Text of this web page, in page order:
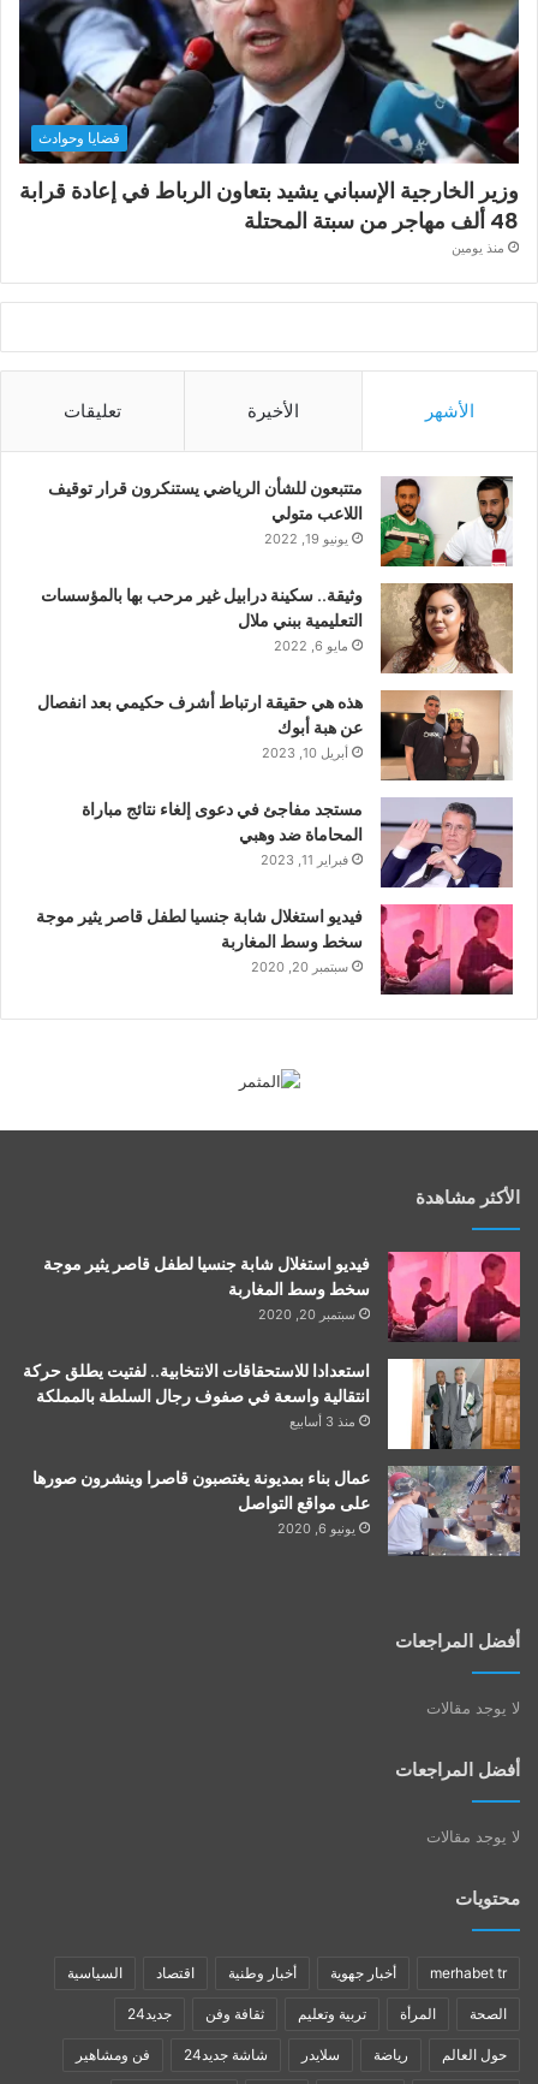
قضايا وحوادث
وزير الخارجية الإسباني يشيد بتعاون الرباط في إعادة قرابة
48 ألف مهاجر من سبتة المحتلة
منذ يومين
الأشهر الأخيرة تعليقات
متتبعون للشأن الرياضي يستنكرون قرار توقيف
اللاعب متولي
يونيو 19, 2022
وثيقة.. سكينة درابيل غير مرحب بها بالمؤسسات
التعليمية ببني ملال
مايو 6, 2022
هذه هي حقيقة ارتباط أشرف حكيمي بعد انفصال
عن هبة أبوك
أبريل 10, 2023
مستجد مفاجئ في دعوى إلغاء نتائج مباراة
المحاماة ضد وهبي
فبراير 11, 2023
فيديو استغلال شابة جنسيا لطفل قاصر يثير موجة
سخط وسط المغاربة
سبتمبر 20, 2020
الأكثر مشاهدة
فيديو استغلال شابة جنسيا لطفل قاصر يثير موجة
سخط وسط المغاربة
سبتمبر 20, 2020
استعدادا للاستحقاقات الانتخابية.. لفتيت يطلق حركة
انتقالية واسعة في صفوف رجال السلطة بالمملكة
منذ 3 أسابيع
عمال بناء بمديونة يغتصبون قاصرا وينشرون صورها
على مواقع التواصل
يونيو 6, 2020
أفضل المراجعات
لا يوجد مقالات
أفضل المراجعات
لا يوجد مقالات
محتويات
merhabet tr أخبار جهوية أخبار وطنية اقتصاد السياسية
الصحة المرأة تربية وتعليم ثقافة وفن جديد24
حول العالم رياضة سلايدر شاشة جديد24 فن ومشاهير